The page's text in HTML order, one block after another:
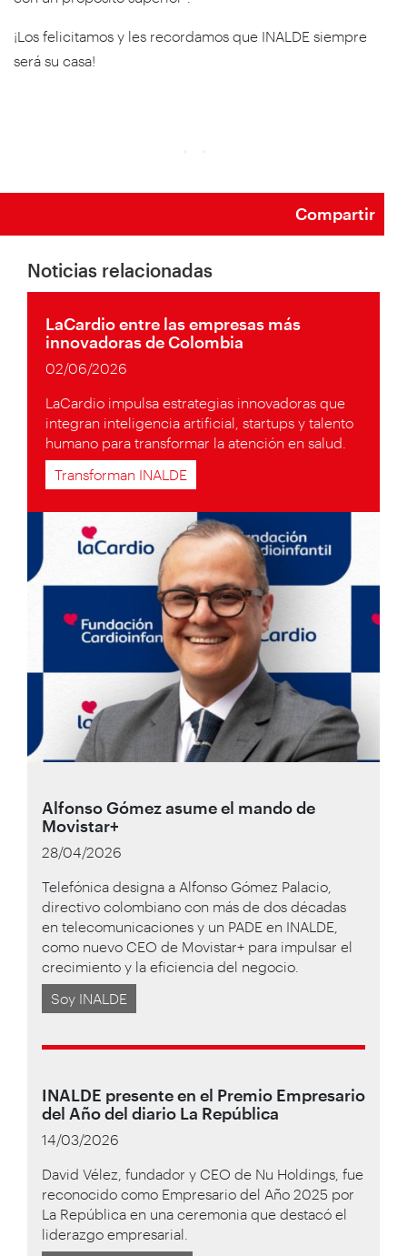
¡Los felicitamos y les recordamos que INALDE siempre
será su casa!
Compartir
Noticias relacionadas
LaCardio entre las empresas más
innovadoras de Colombia
02/06/2026
LaCardio impulsa estrategias innovadoras que
integran inteligencia artificial, startups y talento
humano para transformar la atención en salud.
Transforman INALDE
Alfonso Gómez asume el mando de
Movistar+
28/04/2026
Telefónica designa a Alfonso Gómez Palacio,
directivo colombiano con más de dos décadas
en telecomunicaciones y un PADE en INALDE,
como nuevo CEO de Movistar+ para impulsar el
crecimiento y la eficiencia del negocio.
Soy INALDE
INALDE presente en el Premio Empresario
del Año del diario La República
14/03/2026
David Vélez, fundador y CEO de Nu Holdings, fue
reconocido como Empresario del Año 2025 por
La República en una ceremonia que destacó el
liderazgo empresarial.